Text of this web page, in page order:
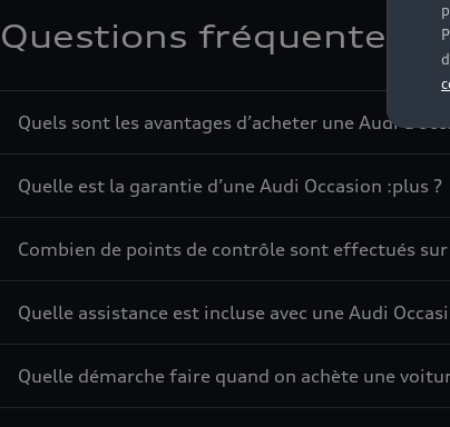
Questions fréquentes
Quels sont les avantages d’acheter une Audi
Quelle est la garantie d’une Audi Occasion :plus ?
Combien de points de contrôle sont effectués sur
Quelle assistance est incluse avec une Audi
Quelle démarche faire quand on achète une